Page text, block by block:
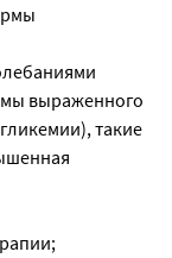
выраженного
такие